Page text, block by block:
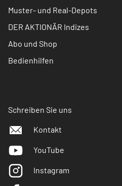
Muster- und Real-Depots
DER AKTIONÄR Indizes
Abo und Shop
Bedienhilfen
Schreiben Sie uns
Kontakt
YouTube
Instagram